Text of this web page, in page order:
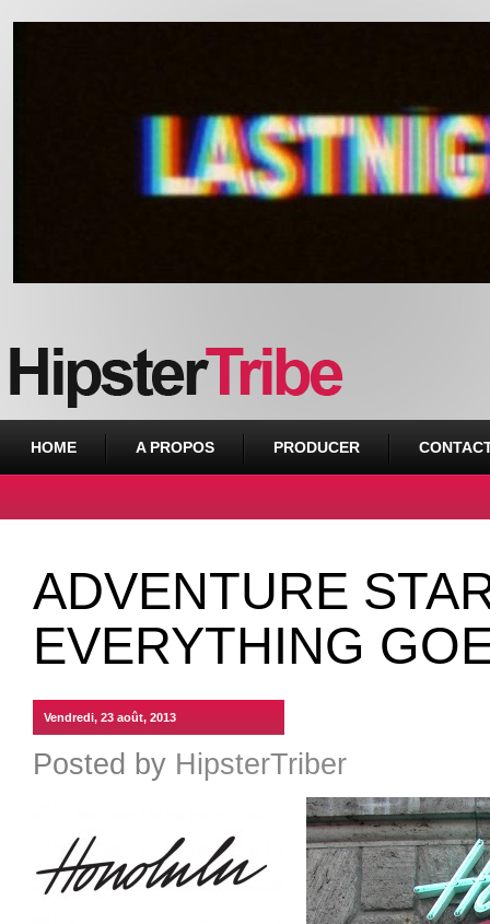
HOME A PROPOS PRODUCER
ADVENTURE
EVERYTHING
Vendredi, 23 août, 2013
Posted by HipsterTriber